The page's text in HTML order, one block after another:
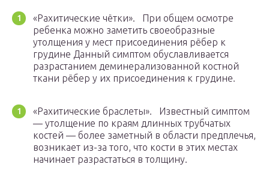
«Рахитические чётки». При общем осмотре
ребенка можно заметить своеобразные
утолщения у мест присоединения рёбер к
грудине Данный симптом обуславливается
разрастанием деминерализованной костной
ткани рёбер у их присоединения к грудине.
«Рахитические браслеты». Известный симптом
— утолщение по краям длинных трубчатых
костей — более заметный в области предплечья,
возникает из-за того, что кости в этих местах
начинает разрастаться в толщину.